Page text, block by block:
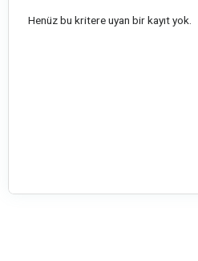
Henüz bu kritere uyan bir kayıt yok.